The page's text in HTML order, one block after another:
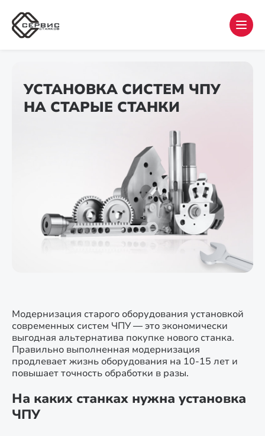
УСТАНОВКА СИСТЕМ ЧПУ
НА СТАРЫЕ СТАНКИ
Модернизация старого оборудования установкой
современных систем ЧПУ — это экономически
выгодная альтернатива покупке нового станка.
Правильно выполненная модернизация
продлевает жизнь оборудования на 10-15 лет и
повышает точность обработки в разы.
На каких станках нужна установка
ЧПУ